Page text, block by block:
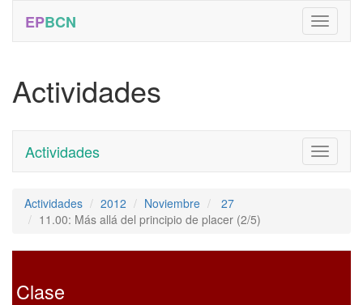
EPBCN
Actividades
Toggle
Actividades
Actividades 2012 Noviembre
27
11.00: Más allá del principio de placer (2/5)
Clase